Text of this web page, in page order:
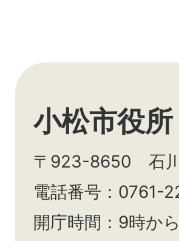
小松市役所
〒923-8650 石川
電話番号：0761-
開庁時間：9時か